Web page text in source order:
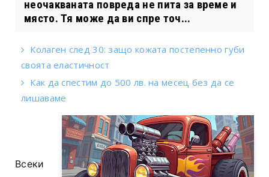
неочакваната повреда не пита за време и
място. Тя може да ви спре точ...
Колаген след 30: защо кожата постепенно губи
своята еластичност
Как да спестим до 500 лв. на месец без да се
лишаваме
Всеки